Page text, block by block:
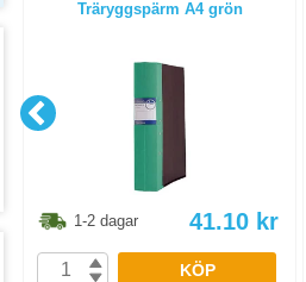
Träryggspärm A4 grön
1-2 dagar 41.10 kr
KÖP